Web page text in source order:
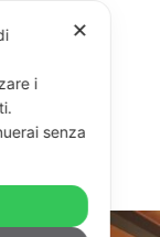
le
✕
i
senza